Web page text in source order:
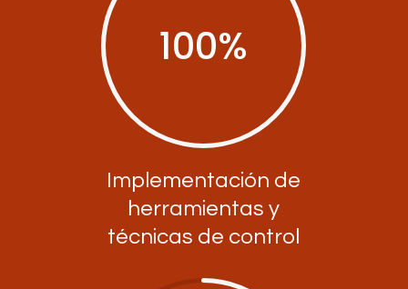
100%
Implementación de
herramientas y
técnicas de control